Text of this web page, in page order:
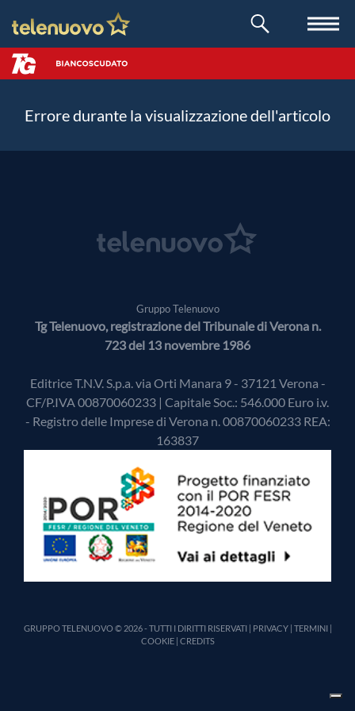
Errore durante la visualizzazione dell'articolo
Gruppo Telenuovo
Tg Telenuovo, registrazione del Tribunale di Verona n.
723 del 13 novembre 1986
Editrice T.N.V. S.p.a. via Orti Manara 9 - 37121 Verona -
CF/P.IVA 00870060233 | Capitale Soc.: 546.000 Euro i.v.
- Registro delle Imprese di Verona n. 00870060233 REA:
163837
GRUPPO TELENUOVO © 2026 - TUTTI I DIRITTI RISERVATI | PRIVACY| TERMINI|
COOKIE| CREDITS